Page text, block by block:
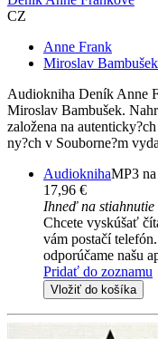
CZ
Anne Frank
Miroslav Bambušek
Audiokniha Deník Anne
Miroslav Bambušek.
založena na
ny?ch v Souborne?m
AudioknihaMP3
17,96 €
Ihneď na stiahnutie
Chcete vyskúšať
vám postačí
odporúčame našu
Pridať do zoznamu
Vložiť do košíka